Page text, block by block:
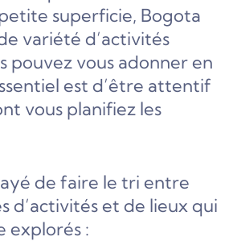
superficie, Bogota
variété d’activités
pouvez vous adonner en
est d’être attentif
vous planifiez les
de faire le tri entre
d’activités et de lieux qui
explorés :